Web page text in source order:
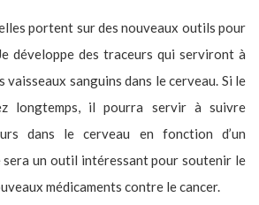
portent sur des nouveaux outils pour
développe des traceurs qui serviront à
vaisseaux sanguins dans le cerveau. Si le
longtemps, il pourra servir à suivre
dans le cerveau en fonction d’un
sera un outil intéressant pour soutenir le
médicaments contre le cancer.